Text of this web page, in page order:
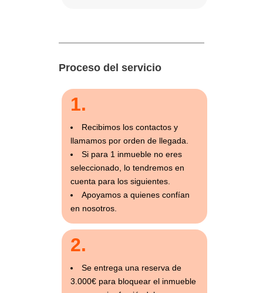
Proceso del servicio
1.
Recibimos los contactos y
llamamos por orden de llegada.
Si para 1 inmueble no eres
seleccionado, lo tendremos en
cuenta para los siguientes.
Apoyamos a quienes confían
en nosotros.
2.
Se entrega una reserva de
3.000€ para bloquear el inmueble